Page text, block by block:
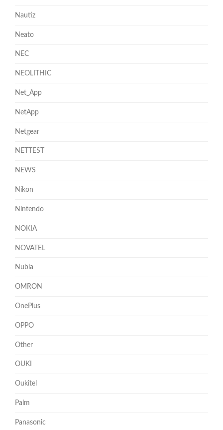
Nautiz
Neato
NEC
NEOLITHIC
Net_App
NetApp
Netgear
NETTEST
NEWS
Nikon
Nintendo
NOKIA
NOVATEL
Nubia
OMRON
OnePlus
OPPO
Other
OUKI
Oukitel
Palm
Panasonic